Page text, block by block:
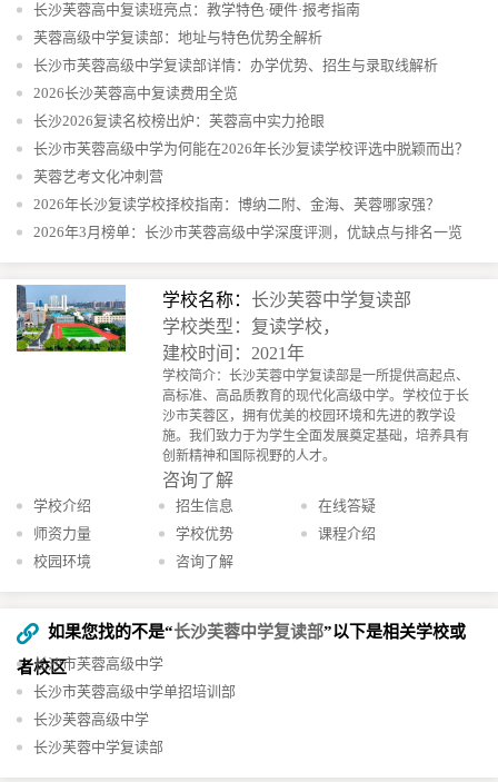
长沙芙蓉高中复读班亮点：教学特色·硬件·报考指南
芙蓉高级中学复读部：地址与特色优势全解析
长沙市芙蓉高级中学复读部详情：办学优势、招生与录取线解析
2026长沙芙蓉高中复读费用全览
长沙2026复读名校榜出炉：芙蓉高中实力抢眼
长沙市芙蓉高级中学为何能在2026年长沙复读学校评选中脱颖而出？
芙蓉艺考文化冲刺营
2026年长沙复读学校择校指南：博纳二附、金海、芙蓉哪家强？
2026年3月榜单：长沙市芙蓉高级中学深度评测，优缺点与排名一览
学校名称： 长沙芙蓉中学复读部
学校类型：复读学校，
建校时间：2021年
学校简介：长沙芙蓉中学复读部是一所提供高起点、
高标准、高品质教育的现代化高级中学。学校位于长
沙市芙蓉区，拥有优美的校园环境和先进的教学设
施。我们致力于为学生全面发展奠定基础，培养具有
创新精神和国际视野的人才。
咨询了解
学校介绍 招生信息
在线答疑
师资力量
学校优势
课程介绍
校园环境
咨询了解
如果您找的不是“长沙芙蓉中学复读部”以下是相关学校或
者校区
长沙市芙蓉高级中学
长沙市芙蓉高级中学单招培训部
长沙芙蓉高级中学
长沙芙蓉中学复读部